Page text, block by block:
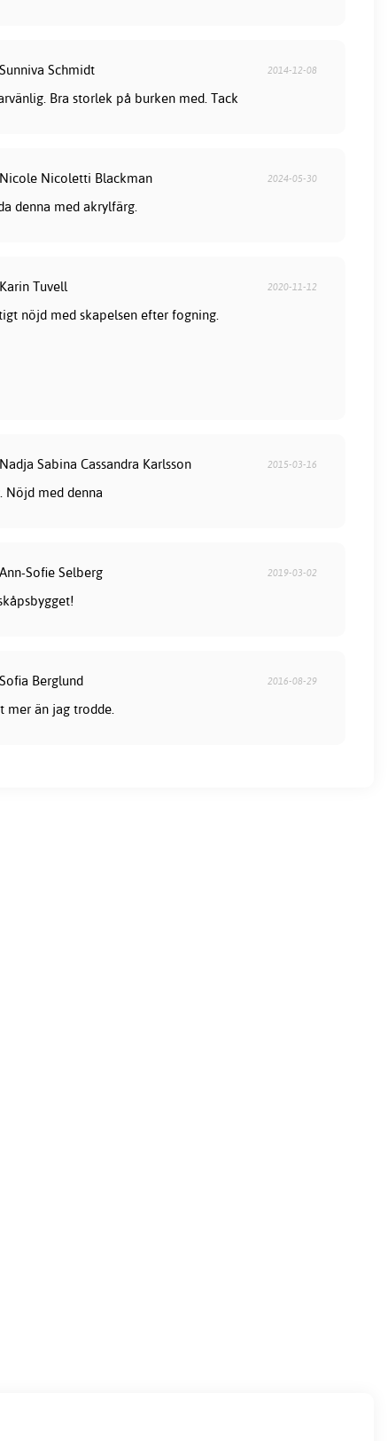
Schmidt 2014-12-08
Bra storlek på burken med. Tack
Nicoletti Blackman 2024-05-30
denna med akrylfärg.
Tuvell 2020-11-12
nöjd med skapelsen efter fogning.
Sabina Cassandra Karlsson 2015-03-16
Nöjd med denna
Sofie Selberg 2019-03-02
Berglund 2016-08-29
mer än jag trodde.